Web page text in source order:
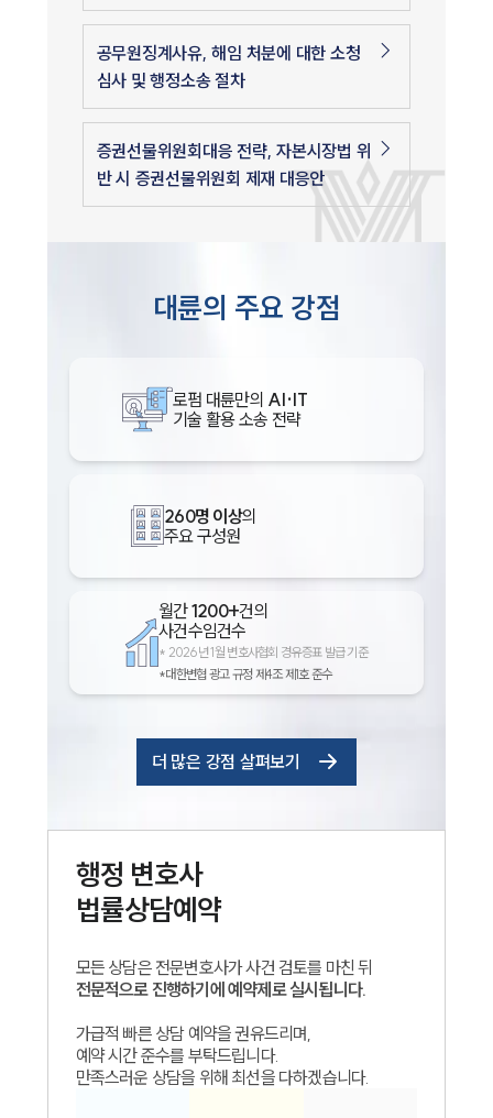
공무원징계사유, 해임 처분에 대한 소청
심사 및 행정소송 절차
증권선물위원회대응 전략, 자본시장법 위
반 시 증권선물위원회 제재 대응안
대륜의 주요 강점
로펌 대륜만의 AI·IT
기술 활용 소송 전략
260명 이상의
주요 구성원
월간1200+건의
사건수임건수
* 2026년 1월 변호사협회 경유증표 발급 기준
*대한변협 광고 규정 제4조 제1호 준수
더 많은 강점 살펴보기
행정 변호사
법률상담예약
모든 상담은 전문변호사가 사건 검토를 마친 뒤
전문적으로 진행하기에 예약제로 실시됩니다.
가급적 빠른 상담 예약을 권유드리며,
예약 시간 준수를 부탁드립니다.
만족스러운 상담을 위해 최선을 다하겠습니다.